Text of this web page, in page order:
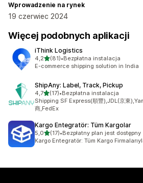
Wprowadzenie na rynek
19 czerwiec 2024
Więcej podobnych aplikacji
iThink Logistics
4,2na 5 gwiazdek
(81)
Łączna liczba recenzji: 81
•Bezpłatna instalacja
E-commerce shipping solution in India
ShipAny: Label, Track, Pickup
4,7na 5 gwiazdek
(17)
Łączna liczba recenzji: 17
•Bezpłatna instalacja
Shipping SF Express(順豐),JDL(京東
商,FedEx
Kargo Entegratör: Tüm Kargolar
5,0na 5 gwiazdek
(17)
Łączna liczba recenzji: 17
•Bezpłatny plan jest dostępny
Kargo Entegratör: Tüm Kargo